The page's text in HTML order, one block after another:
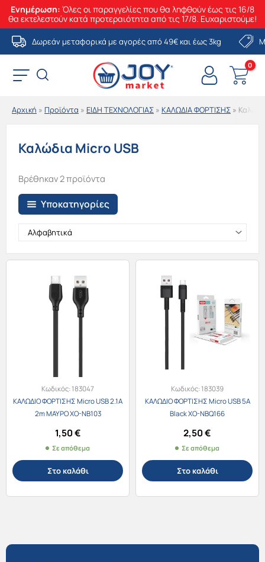
Ενημέρωση: Όλες οι παραγγελίες που θα ληφθούν έως τις 16/8
θα εκτελεστούν κατά προτεραιότητα από τις 17/8. Ευχαριστούμε!
Μετάβαση
στο
περιεχόμενο
Δωρεάν μεταφορικά με αγορές από 49€ και έως 3kg
Αρχική » Προϊόντα » ΕΙΔΗ ΤΕΧΝΟΛΟΓΙΑΣ » ΚΑΛΩΔΙΑ ΦΟΡΤΙΣΗΣ »
Καλώδια Micro USB
Υποκατηγορίες
Βρέθηκαν 2 προϊόντα
Κωδικός:183047
ΚΑΛΩΔΙΟ ΦΟΡΤΙΣΗΣ Micro USB 2.1A
2m ΜΑΥΡΟ XO-NB103
1,50€
Σε απόθεμα
Στο καλάθι
Κωδικός:183039
ΚΑΛΩΔΙΟ ΦΟΡΤΙΣΗΣ Micro USB 5A
Black XO-NBQ166
2,50€
Σε απόθεμα
Στο καλάθι